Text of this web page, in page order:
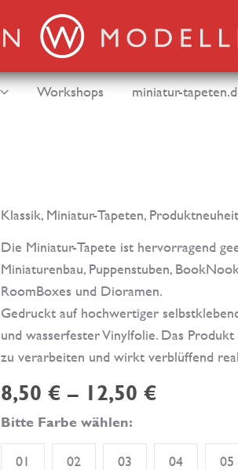
Workshops miniatur-
Klassik, Miniatur-Tapeten,
Die Miniatur-Tapete ist hervorragend
Miniaturenbau, Puppenstuben,
RoomBoxes und Dioramen.
Gedruckt auf hochwertiger
und wasserfester Vinylfolie. Das
zu verarbeiten und wirkt verblüffend
8,50 € – 12,50 €
Bitte Farbe wählen:
01 02 03 04 05